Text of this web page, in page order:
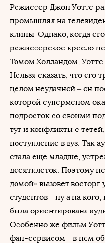
Режиссер Джон Уоттс
промышлял на
клипы. Однако, когда его
режиссерское кресло
Томом Холландом,
Нельзя сказать, что его
целом неудачной – он
которой суперменом
подросток со своими
тут и конфликты с
поступление в вуз. Так
стала еще младше,
десятилеток. Поэтому
домой» вызовет
студентов – ну а на
была ориентирована
Особенно же фильм
фан-сервисом – в нем